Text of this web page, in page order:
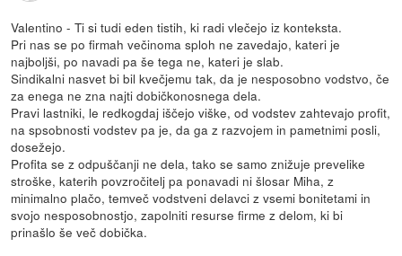
Valentino - Ti si tudi eden tistih, ki radi vlečejo iz konteksta.
Pri nas se po firmah večinoma sploh ne zavedajo, kateri je
najboljši, po navadi pa še tega ne, kateri je slab.
Sindikalni nasvet bi bil kvečjemu tak, da je nesposobno vodstvo, če
za enega ne zna najti dobičkonosnega dela.
Pravi lastniki, le redkogdaj iščejo viške, od vodstev zahtevajo profit,
na spsobnosti vodstev pa je, da ga z razvojem in pametnimi posli,
dosežejo.
Profita se z odpuščanji ne dela, tako se samo znižuje prevelike
stroške, katerih povzročitelj pa ponavadi ni šlosar Miha, z
minimalno plačo, temveč vodstveni delavci z vsemi bonitetami in
svojo nesposobnostjo, zapolniti resurse firme z delom, ki bi
prinašlo še več dobička.